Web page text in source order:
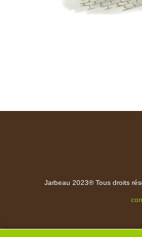
Jarbeau 2023® Tous droits